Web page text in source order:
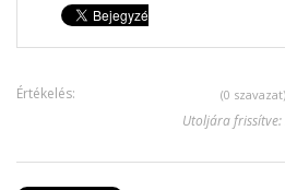
Értékelés: (0 szavazat)
Utoljára